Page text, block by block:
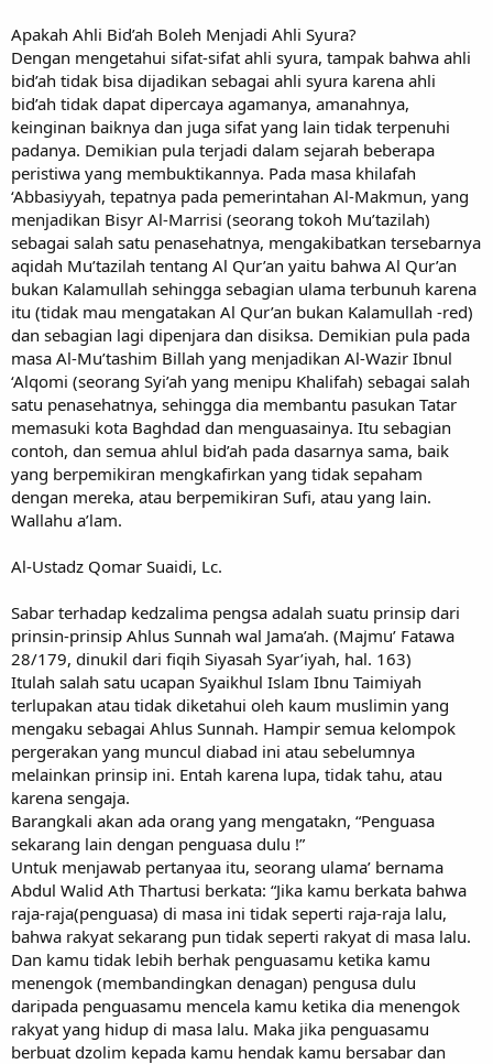
Apakah Ahli Bid’ah Boleh Menjadi Ahli Syura?
Dengan mengetahui sifat-sifat ahli syura, tampak bahwa ahli
bid’ah tidak bisa dijadikan sebagai ahli syura karena ahli
bid’ah tidak dapat dipercaya agamanya, amanahnya,
keinginan baiknya dan juga sifat yang lain tidak terpenuhi
padanya. Demikian pula terjadi dalam sejarah beberapa
peristiwa yang membuktikannya. Pada masa khilafah
‘Abbasiyyah, tepatnya pada pemerintahan Al-Makmun, yang
menjadikan Bisyr Al-Marrisi (seorang tokoh Mu’tazilah)
sebagai salah satu penasehatnya, mengakibatkan tersebarnya
aqidah Mu’tazilah tentang Al Qur’an yaitu bahwa Al Qur’an
bukan Kalamullah sehingga sebagian ulama terbunuh karena
itu (tidak mau mengatakan Al Qur’an bukan Kalamullah -red)
dan sebagian lagi dipenjara dan disiksa. Demikian pula pada
masa Al-Mu’tashim Billah yang menjadikan Al-Wazir Ibnul
‘Alqomi (seorang Syi’ah yang menipu Khalifah) sebagai salah
satu penasehatnya, sehingga dia membantu pasukan Tatar
memasuki kota Baghdad dan menguasainya. Itu sebagian
contoh, dan semua ahlul bid’ah pada dasarnya sama, baik
yang berpemikiran mengkafirkan yang tidak sepaham
dengan mereka, atau berpemikiran Sufi, atau yang lain.
Wallahu a’lam.
Al-Ustadz Qomar Suaidi, Lc.
Sabar terhadap kedzalima pengsa adalah suatu prinsip dari
prinsin-prinsip Ahlus Sunnah wal Jama’ah. (Majmu’ Fatawa
28/179, dinukil dari fiqih Siyasah Syar’iyah, hal. 163)
Itulah salah satu ucapan Syaikhul Islam Ibnu Taimiyah
terlupakan atau tidak diketahui oleh kaum muslimin yang
mengaku sebagai Ahlus Sunnah. Hampir semua kelompok
pergerakan yang muncul diabad ini atau sebelumnya
melainkan prinsip ini. Entah karena lupa, tidak tahu, atau
karena sengaja.
Barangkali akan ada orang yang mengatakn, “Penguasa
sekarang lain dengan penguasa dulu !”
Untuk menjawab pertanyaa itu, seorang ulama’ bernama
Abdul Walid Ath Thartusi berkata: “Jika kamu berkata bahwa
raja-raja(penguasa) di masa ini tidak seperti raja-raja lalu,
bahwa rakyat sekarang pun tidak seperti rakyat di masa lalu.
Dan kamu tidak lebih berhak penguasamu ketika kamu
menengok (membandingkan denagan) pengusa dulu
daripada penguasamu mencela kamu ketika dia menengok
rakyat yang hidup di masa lalu. Maka jika penguasamu
berbuat dzolim kepada kamu hendak kamu bersabar dan